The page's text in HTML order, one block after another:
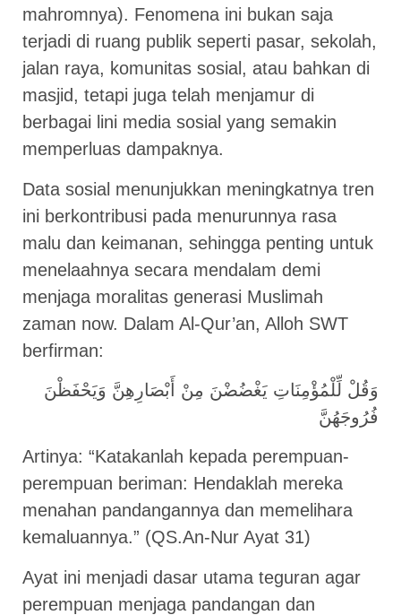
mahromnya). Fenomena ini bukan saja
terjadi di ruang publik seperti pasar, sekolah,
jalan raya, komunitas sosial, atau bahkan di
masjid, tetapi juga telah menjamur di
berbagai lini media sosial yang semakin
memperluas dampaknya.
Data sosial menunjukkan meningkatnya tren
ini berkontribusi pada menurunnya rasa
malu dan keimanan, sehingga penting untuk
menelaahnya secara mendalam demi
menjaga moralitas generasi Muslimah
zaman now. Dalam Al-Qur’an, Alloh SWT
berfirman:
وَقُلْ لِّلْمُؤْمِنَاتِ يَغْضُضْنَ مِنْ أَبْصَارِهِنَّ وَيَحْفَظْنَ
Artinya: “Katakanlah kepada perempuan-
perempuan beriman: Hendaklah mereka
menahan pandangannya dan memelihara
kemaluannya.” (QS.An-Nur Ayat 31)
Ayat ini menjadi dasar utama teguran agar
perempuan menjaga pandangan dan